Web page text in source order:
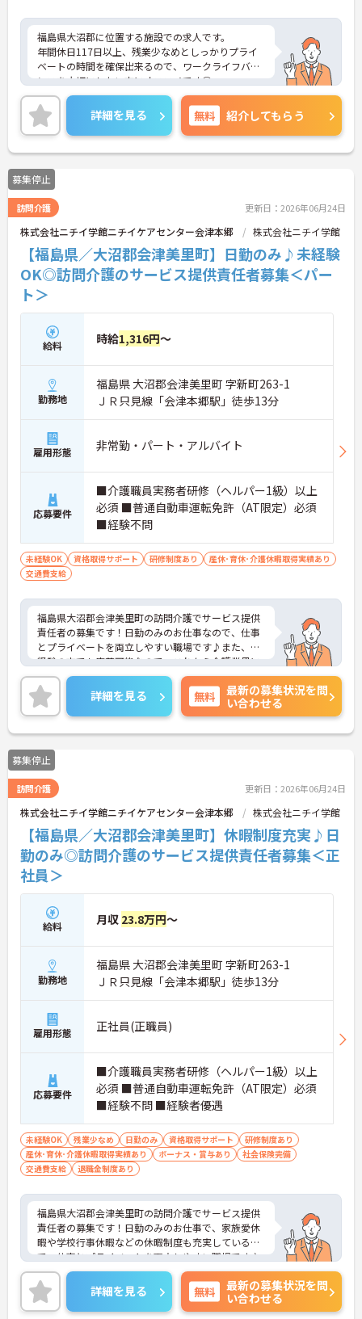
福島県大沼郡に位置する施設での求人です。
年間休日117日以上、残業少なめとしっかりプライ
ベートの時間を確保出来るので、ワークライフバラ
ンスを大切にしたい方にオススメです◎
社会保険はもちろん福利厚生もしっかりしているの
で長く安心して勤務していただけます★
また資格取得支援制度もあり！スキルアップを目指
す方にもオススメの環境です♪
ご興味ある方には、面接対策ポイントなど、さらに
詳細をお話しいたしますのでお気軽にご相談くださ
い。
詳細を見る 無料 紹介してもらう
募集停止
訪問介護 更新日：2026年06月24日
株式会社ニチイ学館ニチイケアセンター会津本郷 株式会社ニチイ学館
【福島県／大沼郡会津美里町】日勤のみ♪未経験
OK◎訪問介護のサービス提供責任者募集＜パー
ト＞
給料 時給1,316円～
勤務地
福島県 大沼郡会津美里町 字新町263-1
ＪＲ只見線「会津本郷駅」徒歩13分
雇用形態 非常勤・パート・アルバイト
応募要件
■介護職員実務者研修（ヘルパー1級）以上
必須 ■普通自動車運転免許（AT限定）必須
■経験不問
未経験OK 資格取得サポート 研修制度あり
産休･育休･介護休暇取得実績あり
交通費支給
福島県大沼郡会津美里町の訪問介護でサービス提供
責任者の募集です！日勤のみのお仕事なので、仕事
とプライベートを両立しやすい職場です♪また、未
経験の方でも応募可能なので、これから介護業界に
挑戦したいという方にピッタリの職場です◎ご興味
のある方は、面接ポイントをお伝えしますので、お
気軽にご連絡ください。
詳細を見る 無料
最新の募集状況を問
い合わせる
募集停止
訪問介護 更新日：2026年06月24日
株式会社ニチイ学館ニチイケアセンター会津本郷 株式会社ニチイ学館
【福島県／大沼郡会津美里町】休暇制度充実♪日
勤のみ◎訪問介護のサービス提供責任者募集＜正
社員＞
給料 月収 23.8万円～
勤務地
福島県 大沼郡会津美里町 字新町263-1
ＪＲ只見線「会津本郷駅」徒歩13分
雇用形態 正社員(正職員)
応募要件
■介護職員実務者研修（ヘルパー1級）以上
必須 ■普通自動車運転免許（AT限定）必須
■経験不問 ■経験者優遇
未経験OK 残業少なめ 日勤のみ 資格取得サポート
研修制度あり
産休･育休･介護休暇取得実績あり
ボーナス・賞与あり
社会保険完備
交通費支給
退職金制度あり
福島県大沼郡会津美里町の訪問介護でサービス提供
責任者の募集です！日勤のみのお仕事で、家族愛休
暇や学校行事休暇などの休暇制度も充実しているの
で、仕事とプライベートを両立しやすい職場です♪
また、保育所手当や利用可能な託児施設もあるの
で、ご家族のいる方でも安心して働くことができま
す◎ご興味のある方は、面接ポイントをお伝えしま
すので、お気軽にご連絡ください。
詳細を見る 無料
最新の募集状況を問
い合わせる